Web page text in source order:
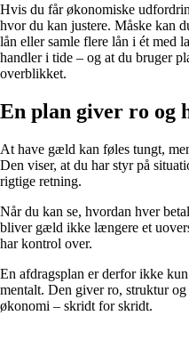
Hvis du får økonomiske
hvor du kan justere. Måske kan
lån eller samle flere lån i ét med
handler i tide – og at du bruger
overblikket.
En plan giver ro og
At have gæld kan føles tungt,
Den viser, at du har styr på
rigtige retning.
Når du kan se, hvordan hver
bliver gæld ikke længere et
har kontrol over.
En afdragsplan er derfor ikke
mentalt. Den giver ro, struktur
økonomi – skridt for skridt.